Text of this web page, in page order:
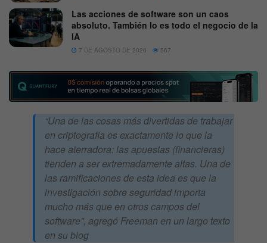
Las acciones de software son un caos
absoluto. También lo es todo el negocio de la
IA
7 DE AGOSTO DE 2026 567
“Una de las cosas más divertidas de trabajar
en criptografía es exactamente lo que la
hace aterradora: las apuestas (financieras)
tienden a ser extremadamente altas. Una de
las ramificaciones de esta idea es que la
investigación sobre seguridad importa
mucho más que en otros campos del
software”, agregó Freeman en un largo texto
en su blog